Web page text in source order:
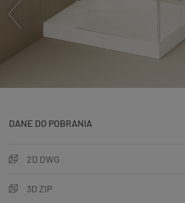
DANE DO POBRANIA
2D DWG
3D ZIP